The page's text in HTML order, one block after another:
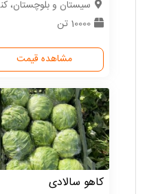
سیستان و بلوچستان، کنارک
10000 تن
مشاهده قیمت
کاهو سالادی